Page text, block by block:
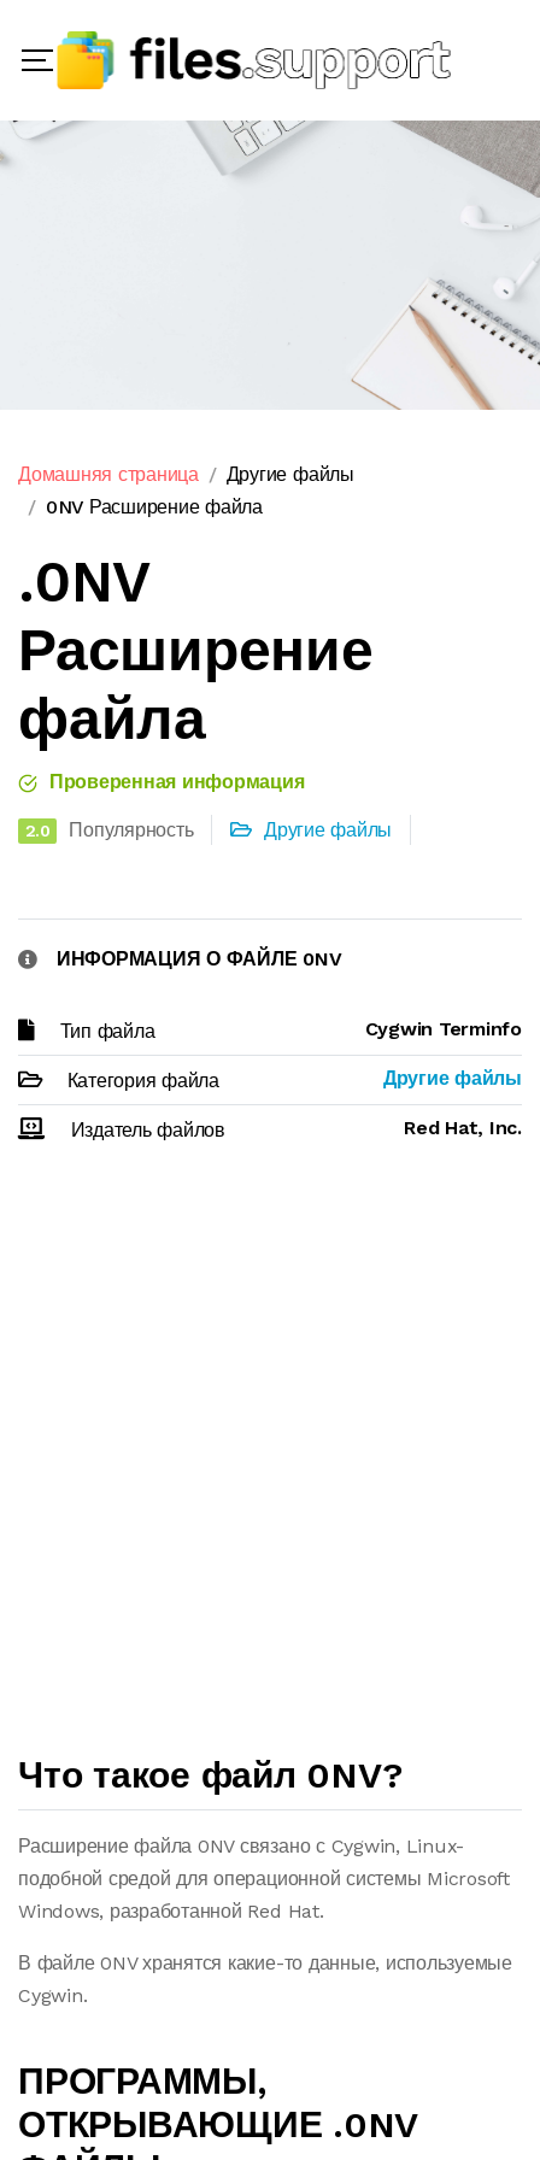
Домашняя страница
Другие файлы
0NV Расширение файла
.0NV
Расширение
файла
Проверенная информация
2.0 Популярность Другие файлы
ИНФОРМАЦИЯ О ФАЙЛЕ 0NV
Тип файла Cygwin Terminfo
Категория файла Другие файлы
Издатель файлов Red Hat, Inc.
Что такое файл 0NV?
Расширение файла 0NV связано с Cygwin, Linux-
подобной средой для операционной системы Microsoft
Windows, разработанной Red Hat.
В файле 0NV хранятся какие-то данные, используемые
Cygwin.
ПРОГРАММЫ,
ОТКРЫВАЮЩИЕ .0NV